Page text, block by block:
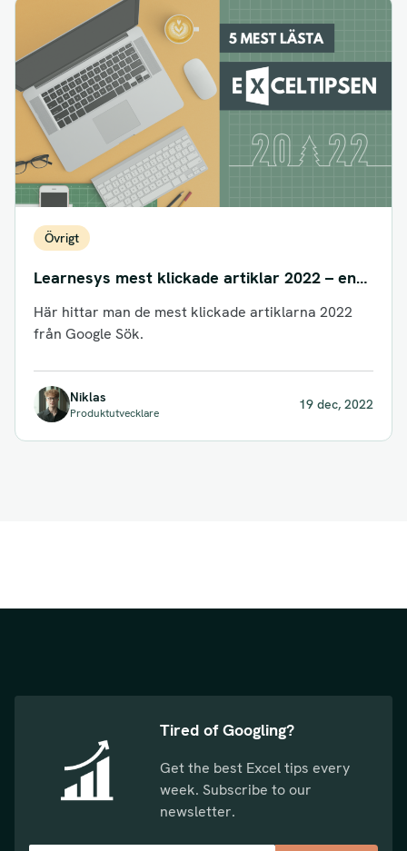
Övrigt
Learnesys mest klickade artiklar 2022 – en
topp 5-lista
Här hittar man de mest klickade artiklarna 2022
från Google Sök.
Niklas
Produktutvecklare
19 dec, 2022
Tired of Googling?
Get the best Excel tips every
week. Subscribe to our
newsletter.